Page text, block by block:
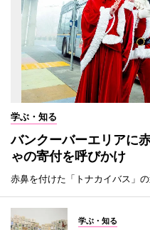
学ぶ・知る
バンクーバーエリアに
ゃの寄付を呼びかけ
赤鼻を付けた「トナカイバス」
学ぶ・知る